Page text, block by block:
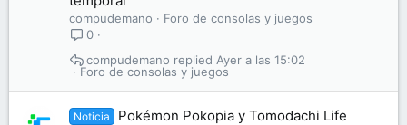
compudemano
Foro de consolas y juegos
0
Foro de consolas y juegos
Ayer a las 15:02
compudemano
Noticia
Pokémon Pokopia y Tomodachi Life